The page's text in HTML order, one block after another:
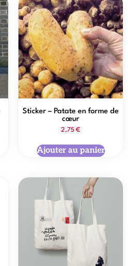
Sticker – Patate en forme de
cœur
2,75 €
Ajouter au panier